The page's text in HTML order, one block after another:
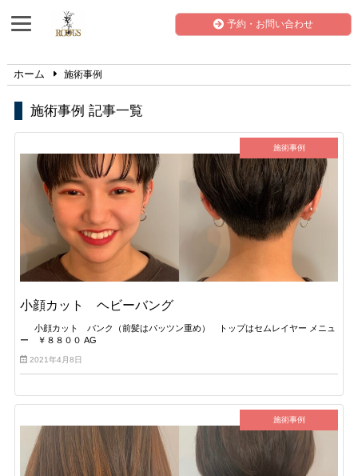
予約・お問い合わせ
ホーム 施術事例
施術事例 記事一覧
施術事例
小顔カット ヘビーバング
小顔カット バンク（前髪はパッツン重め） トップはセムレイヤー メニュ
ー ￥８８００ AG
2021年4月8日
施術事例